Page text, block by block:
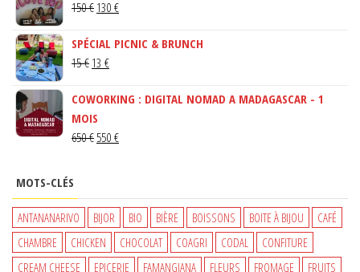
150€ LE
INITIAL
ÉTAIT :
130 €LE
ACTUEL
SPÉCIAL PICNIC & BRUNCH
15€ LE
INITIAL
ÉTAIT :
15 €.
13 €LE
ACTUEL
13 €.
COWORKING : DIGITAL NOMAD A MADAGASCAR - 1
MOIS
650€ LE
650 €.
550 €LE
550 €.
MOTS-CLÉS
ANTANANARIVO BIJOR BIO BIÈRE BOISSONS BOITE À BIJOU
CAFÉ
CHAMBRE
CHICKEN CHOCOLAT COAGRI CODAL
CONFITURE
CREAM CHEESE
EPICERIE FAMANGIANA FLEURS FROMAGE FRUITS